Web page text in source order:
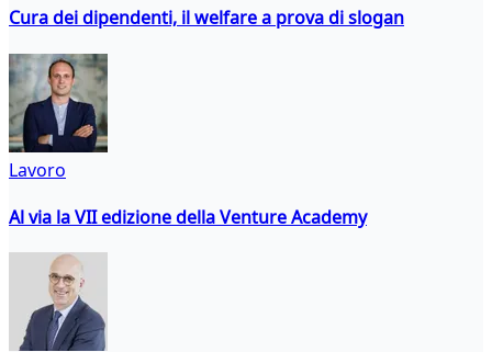
Cura dei dipendenti, il welfare a prova di slogan
Lavoro
Al via la VII edizione della Venture Academy